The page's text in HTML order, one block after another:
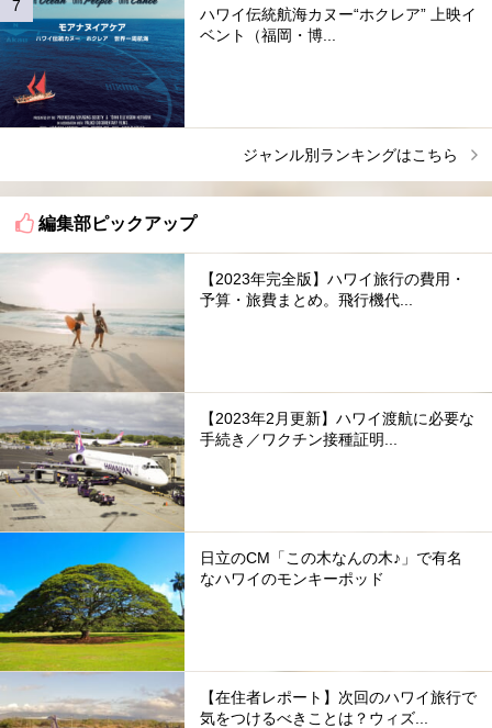
ハワイ伝統航海カヌー“ホクレア” 上映イ
ベント（福岡・博...
ジャンル別ランキングはこちら
編集部ピックアップ
【2023年完全版】ハワイ旅行の費用・
予算・旅費まとめ。飛行機代...
【2023年2月更新】ハワイ渡航に必要な
手続き／ワクチン接種証明...
日立のCM「この木なんの木♪」で有名
なハワイのモンキーポッド
【在住者レポート】次回のハワイ旅行で
気をつけるべきことは？ウィズ...